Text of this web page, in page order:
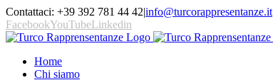
Contattaci: +39 392 781 44 42|info@turcorappresentanze.it
FacebookYouTubeLinkedin
Home
Chi siamo